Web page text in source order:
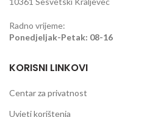
Radno vrijeme:
Ponedjeljak-Petak: 08-16
KORISNI LINKOVI
Centar za privatnost
Uvjeti korištenja